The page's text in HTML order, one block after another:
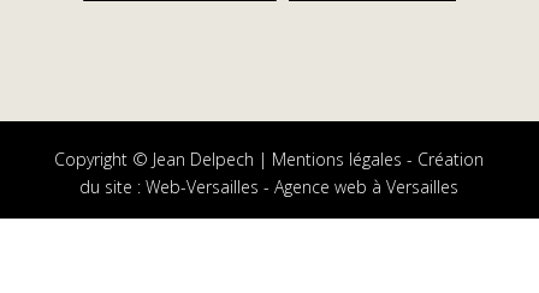
Copyright © Jean Delpech | Mentions légales - Création
du site :Web-Versailles - Agence web à Versailles